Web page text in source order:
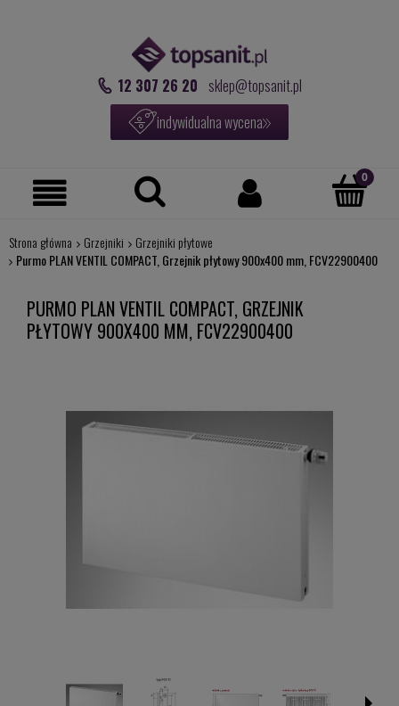
12 307 26 20 sklep@topsanit.pl
indywidualna wycena
Strona główna Grzejniki
Grzejniki płytowe
Purmo PLAN VENTIL COMPACT, Grzejnik płytowy 900x400 mm, FCV22900400
PURMO PLAN VENTIL COMPACT, GRZEJNIK
PŁYTOWY 900X400 MM, FCV22900400